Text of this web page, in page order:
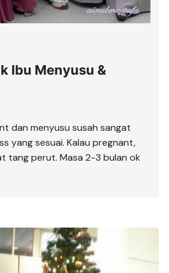
Ibu Menyusu &
dan menyusu susah sangat
yang sesuai. Kalau pregnant,
tang perut. Masa 2-3 bulan ok